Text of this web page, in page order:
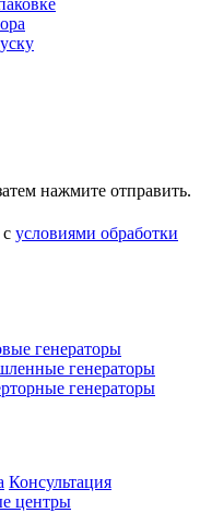
нажмите отправить.
условиями обработки
генераторы
генераторы
генераторы
Консультация
центры